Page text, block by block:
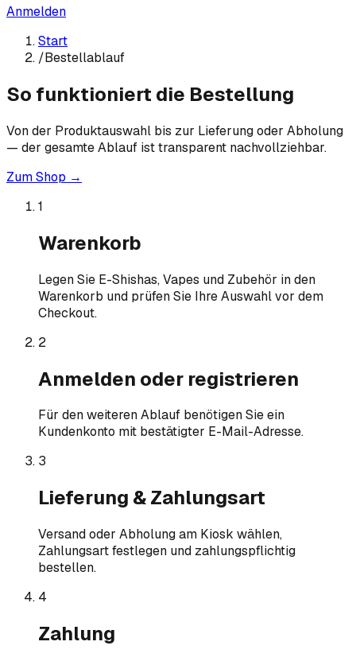
Anmelden
Start
/Bestellablauf
So funktioniert die Bestellung
Von der Produktauswahl bis zur Lieferung oder Abholung
— der gesamte Ablauf ist transparent nachvollziehbar.
Zum Shop →
1
Warenkorb
Legen Sie E-Shishas, Vapes und Zubehör in den
Warenkorb und prüfen Sie Ihre Auswahl vor dem
Checkout.
2
Anmelden oder registrieren
Für den weiteren Ablauf benötigen Sie ein
Kundenkonto mit bestätigter E-Mail-Adresse.
3
Lieferung & Zahlungsart
Versand oder Abholung am Kiosk wählen,
Zahlungsart festlegen und zahlungspflichtig
bestellen.
4
Zahlung